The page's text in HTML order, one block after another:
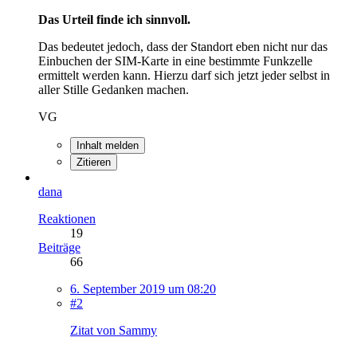
Das Urteil finde ich sinnvoll.
Das bedeutet jedoch, dass der Standort eben nicht nur das
Einbuchen der SIM-Karte in eine bestimmte Funkzelle
ermittelt werden kann. Hierzu darf sich jetzt jeder selbst in
aller Stille Gedanken machen.
VG
Inhalt melden
Zitieren
dana
Reaktionen
19
Beiträge
66
6. September 2019 um 08:20
#2
Zitat von Sammy